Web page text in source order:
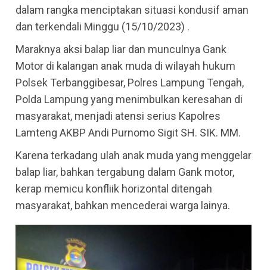
dalam rangka menciptakan situasi kondusif aman
dan terkendali Minggu (15/10/2023) .
Maraknya aksi balap liar dan munculnya Gank
Motor di kalangan anak muda di wilayah hukum
Polsek Terbanggibesar, Polres Lampung Tengah,
Polda Lampung yang menimbulkan keresahan di
masyarakat, menjadi atensi serius Kapolres
Lamteng AKBP Andi Purnomo Sigit SH. SIK. MM.
Karena terkadang ulah anak muda yang menggelar
balap liar, bahkan tergabung dalam Gank motor,
kerap memicu konfliik horizontal ditengah
masyarakat, bahkan mencederai warga lainya.